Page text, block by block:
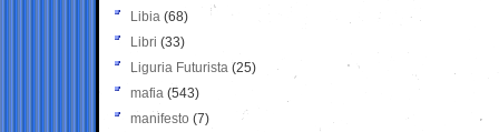
Libia (68)
Libri (33)
Liguria Futurista (25)
mafia (543)
manifesto (7)